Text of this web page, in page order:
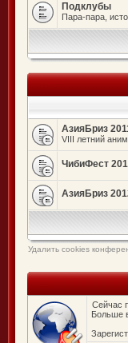
Подклубы
Пара-пара,
АзияБриз
VIII летний
ЧибиФест
АзияБриз
Удалить cookies
Сейчас
Больше